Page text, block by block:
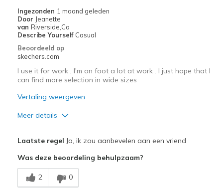
Width
Sizing
Feels true to size
View On Shoes
Ingezonden 1 maand geleden
Door Jeanette
van Riverside,Ca
Describe Yourself Casual
Beoordeeld op
skechers.com
I use it for work , I'm on foot a lot at work . I just hope that I
can find more selection in wide sizes
Vertaling weergeven
Meer details
Breathe Well
Comfortable
Laatste regel Ja, ik zou aanbevelen aan een vriend
Was deze beoordeling behulpzaam?
2 0